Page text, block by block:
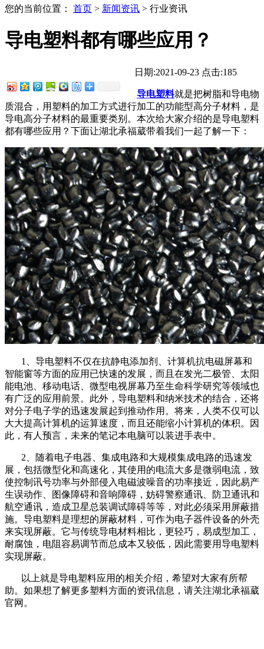
您的当前位置： 首页 > 新闻资讯 > 行业资讯
导电塑料都有哪些应用？
日期:2021-09-23 点击:185
导电塑料就是把树脂和导电物
质混合，用塑料的加工方式进行加工的功能型高分子材料，是
导电高分子材料的最重要类别。本次给大家介绍的是导电塑料
都有哪些应用？下面让湖北承福葳带着我们一起了解一下：
1、导电塑料不仅在抗静电添加剂、计算机抗电磁屏幕和
智能窗等方面的应用已快速的发展，而且在发光二极管、太阳
能电池、移动电话、微型电视屏幕乃至生命科学研究等领域也
有广泛的应用前景。此外，导电塑料和纳米技术的结合，还将
对分子电子学的迅速发展起到推动作用。将来，人类不仅可以
大大提高计算机的运算速度，而且还能缩小计算机的体积。因
此，有人预言，未来的笔记本电脑可以装进手表中。
2、随着电子电器、集成电路和大规模集成电路的迅速发
展，包括微型化和高速化，其使用的电流大多是微弱电流，致
使控制讯号功率与外部侵入电磁波噪音的功率接近，因此易产
生误动作、图像障碍和音响障碍，妨碍警察通讯、防卫通讯和
航空通讯，造成卫星总装调试障碍等等，对此必须采用屏蔽措
施。导电塑料是理想的屏蔽材料，可作为电子器件设备的外壳
来实现屏蔽。它与传统导电材料相比，更轻巧，易成型加工，
耐腐蚀，电阻容易调节而总成本又较低，因此需要用导电塑料
实现屏蔽。
以上就是导电塑料应用的相关介绍，希望对大家有所帮
助。如果想了解更多塑料方面的资讯信息，请关注湖北承福葳
官网。